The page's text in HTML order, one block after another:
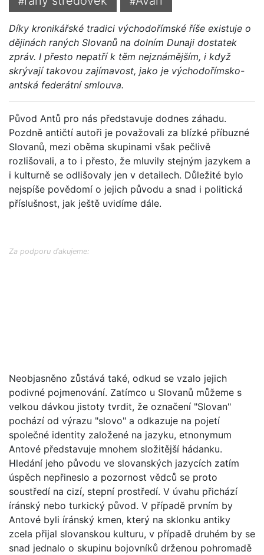
Díky kronikářské tradici východořímské říše existuje o
dějinách raných Slovanů na dolním Dunaji dostatek
zpráv. I přesto nepatří k těm nejznámějším, i když
skrývají takovou zajímavost, jako je východořímsko-
antská federátní smlouva.
Původ Antů pro nás představuje dodnes záhadu.
Pozdně antičtí autoři je považovali za blízké příbuzné
Slovanů, mezi oběma skupinami však pečlivě
rozlišovali, a to i přesto, že mluvily stejným jazykem a
i kulturně se odlišovaly jen v detailech. Důležité bylo
nejspíše povědomí o jejich původu a snad i politická
příslušnost, jak ještě uvidíme dále.
Za podporu ďakujeme:
Neobjasněno zůstává také, odkud se vzalo jejich
podivné pojmenování. Zatímco u Slovanů můžeme s
velkou dávkou jistoty tvrdit, že označení "Slovan"
pochází od výrazu "slovo" a odkazuje na pojetí
společné identity založené na jazyku, etnonymum
Antové představuje mnohem složitější hádanku.
Hledání jeho původu ve slovanských jazycích zatím
úspěch nepřineslo a pozornost vědců se proto
soustředí na cizí, stepní prostředí. V úvahu přichází
íránský nebo turkický původ. V případě prvním by
Antové byli íránský kmen, který na sklonku antiky
zcela přijal slovanskou kulturu, v případě druhém by se
snad jednalo o skupinu bojovníků drženou pohromadě